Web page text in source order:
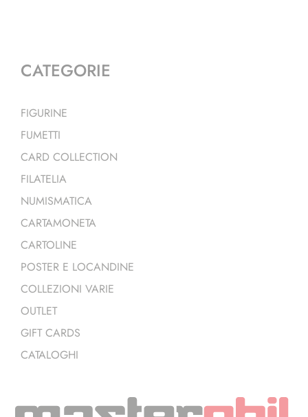
CATEGORIE
FIGURINE
FUMETTI
CARD COLLECTION
FILATELIA
NUMISMATICA
CARTAMONETA
CARTOLINE
POSTER E LOCANDINE
COLLEZIONI VARIE
OUTLET
GIFT CARDS
CATALOGHI